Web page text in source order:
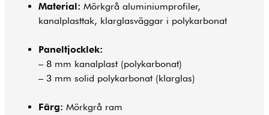
Material: Mörkgrå aluminiumprofiler,
kanalplasttak, klarglasväggar i polykarbonat
Paneltjocklek:
– 8 mm kanalplast (polykarbonat)
– 3 mm solid polykarbonat (klarglas)
Färg: Mörkgrå ram